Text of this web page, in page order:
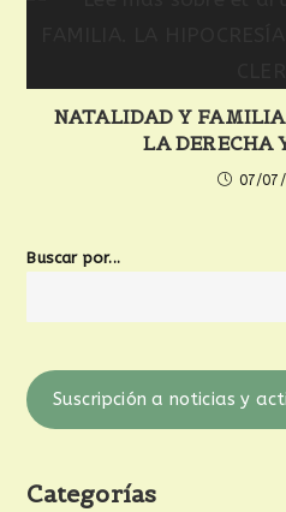
NATALIDAD Y
LA DERECHA
07/
Buscar por...
Suscripción a noticias y
Categorías